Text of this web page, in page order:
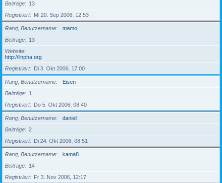
Beiträge
13
Registriert
Mi 20. Sep 2006, 12:53
Rang, Benutzername
mamo
Beiträge
13
Website
http://linpha.org
Registriert
Di 3. Okt 2006, 17:00
Rang, Benutzername
Eisen
Beiträge
1
Registriert
Do 5. Okt 2006, 08:40
Rang, Benutzername
daniell
Beiträge
2
Registriert
Di 24. Okt 2006, 08:51
Rang, Benutzername
kama8
Beiträge
14
Registriert
Fr 3. Nov 2006, 12:17